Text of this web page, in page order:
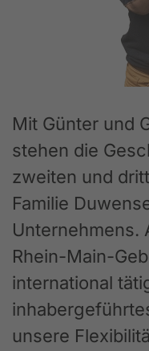
Mit Günter und
stehen die
zweiten und
Familie
Unternehmens.
Rhein-Main-
international
unsere